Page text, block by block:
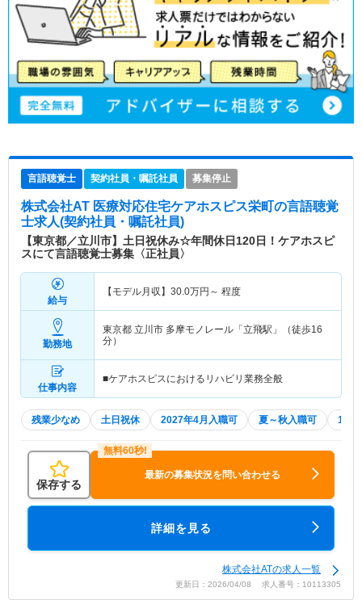
言語聴覚士 契約社員・嘱託社員 募集停止
株式会社AT 医療対応住宅ケアホスピス栄町の言語聴覚
士求人(契約社員・嘱託社員)
【東京都／立川市】土日祝休み☆年間休日120日！ケアホスピ
スにて言語聴覚士募集〈正社員〉
給与
【モデル月収】 30.0万円～ 程度
勤務地
東京都 立川市 多摩モノレール「立飛駅」（徒歩16
分）
仕事内容
■ケアホスピスにおけるリハビリ業務全般
残業少なめ 土日祝休 2027年4月入職可 夏～秋入職可 1月
保存する
最新の募集状況を問い合わせる
詳細を見る
株式会社ATの求人一覧
更新日：2026/04/08 求人番号：10113305